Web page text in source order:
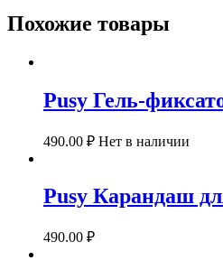
Похожие товары
Pusy Гель-
490.00 ₽ Нет в наличии
Pusy Карандаш
490.00 ₽